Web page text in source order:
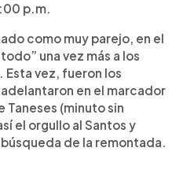
p.m.
como muy parejo, en el
una vez más a los
vez, fueron los
en el marcador
(minuto sin
el orgullo al Santos y
de la remontada.